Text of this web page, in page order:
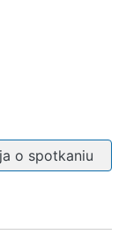
o spotkaniu